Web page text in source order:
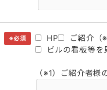
※必須 HP ご紹介（
ビルの看板等を
（※1）ご紹介者様